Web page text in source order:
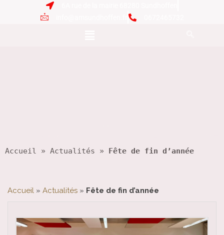
Accueil » Actualités » Fête de fin d’année
Accueil » Actualités » Fête de fin d’année